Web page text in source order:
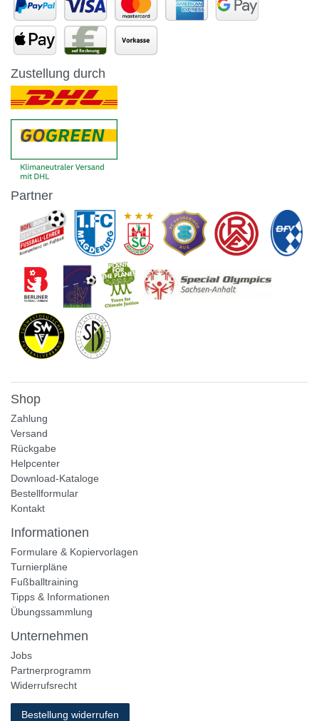
Zustellung durch
Partner
Shop
Zahlung
Versand
Rückgabe
Helpcenter
Download-Kataloge
Bestellformular
Kontakt
Informationen
Formulare & Kopiervorlagen
Turnierpläne
Fußballtraining
Tipps & Informationen
Übungssammlung
Unternehmen
Jobs
Partnerprogramm
Widerrufsrecht
Bestellung widerrufen